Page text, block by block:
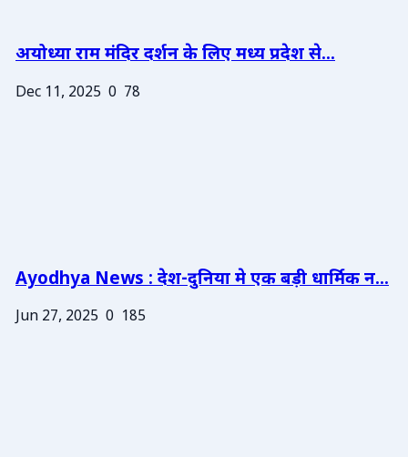
अयोध्या राम मंदिर दर्शन के लिए मध्य प्रदेश से...
Dec 11, 2025 0 78
Ayodhya News : देश-दुनिया मे एक बड़ी धार्मिक न...
Jun 27, 2025 0 185